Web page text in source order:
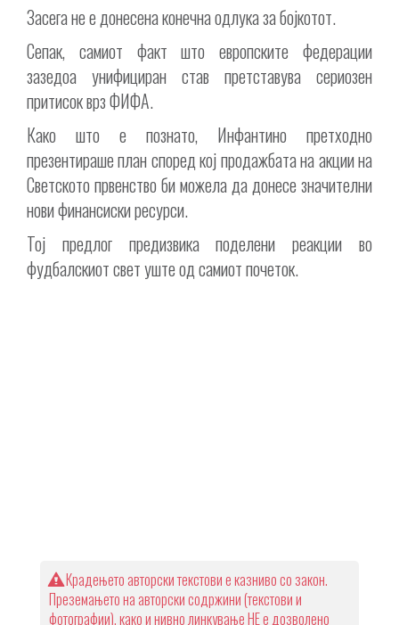
Засега не е донесена конечна одлука за бојкотот.
Сепак, самиот факт што европските федерации
зазедоа унифициран став претставува сериозен
притисок врз ФИФА.
Како што е познато, Инфантино претходно
презентираше план според кој продажбата на акции на
Светското првенство би можела да донесе значителни
нови финансиски ресурси.
Тој предлог предизвика поделени реакции во
фудбалскиот свет уште од самиот почеток.
Крадењето авторски текстови е казниво со закон.
Преземањето на авторски содржини (текстови и
фотографии), како и нивно линкување НЕ е дозволено